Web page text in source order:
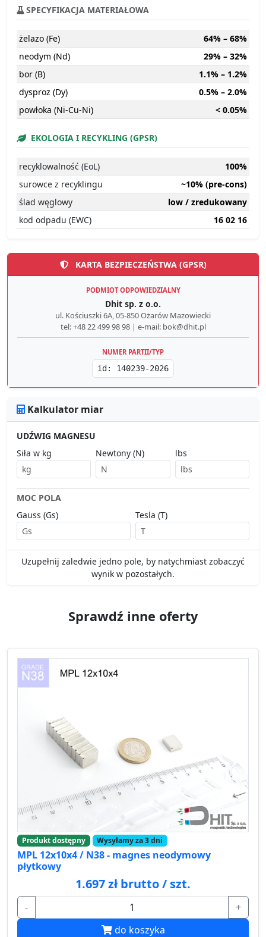
SPECYFIKACJA MATERIAŁOWA
żelazo (Fe)
64% – 68%
neodym (Nd)
29% – 32%
bor (B)
1.1% – 1.2%
dysproz (Dy)
0.5% – 2.0%
powłoka (Ni-Cu-Ni)
< 0.05%
EKOLOGIA I RECYKLING (GPSR)
recyklowalność (EoL)
100%
surowce z recyklingu
~10% (pre-cons)
ślad węglowy
low / zredukowany
kod odpadu (EWC)
16 02 16
KARTA BEZPIECZEŃSTWA (GPSR)
PODMIOT ODPOWIEDZIALNY
Dhit sp. z o.o.
ul. Kościuszki 6A, 05-850 Ożarów Mazowiecki
tel: +48 22 499 98 98 | e-mail: bok@dhit.pl
NUMER PARTII/TYP
id: 140239-2026
Kalkulator miar
UDŹWIG MAGNESU
Siła w kg
Newtony (N) lbs
MOC POLA
Gauss (Gs)
Tesla (T)
Uzupełnij zaledwie jedno pole, by natychmiast zobaczyć
wynik w pozostałych.
Sprawdź inne oferty
Produkt dostępny Wysyłamy za 3 dni
MPL 12x10x4 / N38 - magnes neodymowy
płytkowy
1.697 zł brutto / szt.
-
+
do koszyka